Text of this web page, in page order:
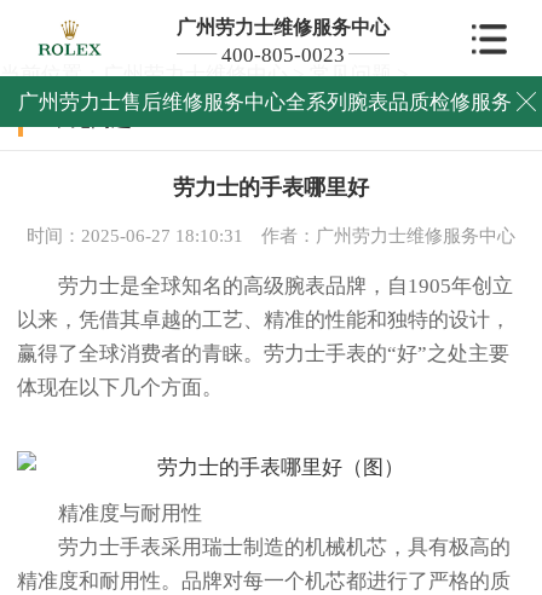
广州劳力士维修服务中心
400-805-0023
广州劳力士售后维修服务中心全系列腕表品质检修服务 
当前位置：广州劳力士维修中心>常见问题>
常见问题
劳力士的手表哪里好
时间：2025-06-27 18:10:31 作者：广州劳力士维修服务中心
劳力士是全球知名的高级腕表品牌，自1905年创立
以来，凭借其卓越的工艺、精准的性能和独特的设计，
赢得了全球消费者的青睐。劳力士手表的“好”之处主要
体现在以下几个方面。
精准度与耐用性
劳力士手表采用瑞士制造的机械机芯，具有极高的
精准度和耐用性。品牌对每一个机芯都进行了严格的质